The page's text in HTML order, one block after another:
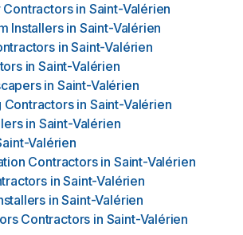
Contractors in Saint-Valérien
Installers in Saint-Valérien
in Saint-Valérien
in Saint-Valérien
in Saint-Valérien
Contractors in Saint-Valérien
in Saint-Valérien
Valérien
Contractors in Saint-Valérien
in Saint-Valérien
in Saint-Valérien
Contractors in Saint-Valérien